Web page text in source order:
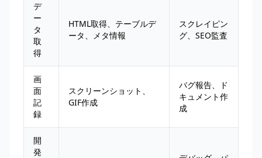
デ
ー
タ
取
得
HTML取得、テーブルデ
ータ、メタ情報
スクレイピン
グ、SEO監査
画
面
記
録
スクリーンショット、
GIF作成
バグ報告、ド
キュメント作
成
開
発